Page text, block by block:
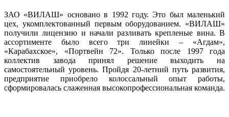
ЗАО «ВИЛАШ» основано в 1992 году. Это был маленький
цех, укомплектованный первым оборудованием. «ВИЛАШ»
получили лицензию и начали разливать крепленые вина. В
ассортименте было всего три линейки – «Агдам»,
«Карабахское», «Портвейн 72». Только после 1997 года
коллектив завода принял решение выходить на
самостоятельный уровень. Пройдя 20-летний путь развития,
предприятие приобрело колоссальный опыт работы,
сформировалась слаженная высокопрофессиональная команда.